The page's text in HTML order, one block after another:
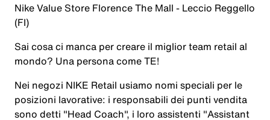
Nike Value Store Florence The Mall - Leccio Reggello
(FI)
Sai cosa ci manca per creare il miglior team retail al
mondo? Una persona comeTE!
Nei negozi NIKE Retail usiamo nomi speciali per le
posizioni lavorative: i responsabili dei punti vendita
sono detti "Head Coach", i loro assistenti "Assistant